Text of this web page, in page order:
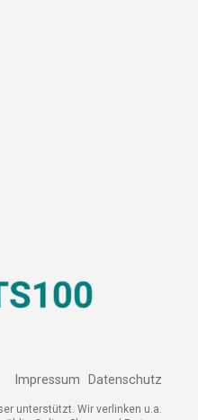
Impressum Datenschutz
unterstützt. Wir verlinken u.a.